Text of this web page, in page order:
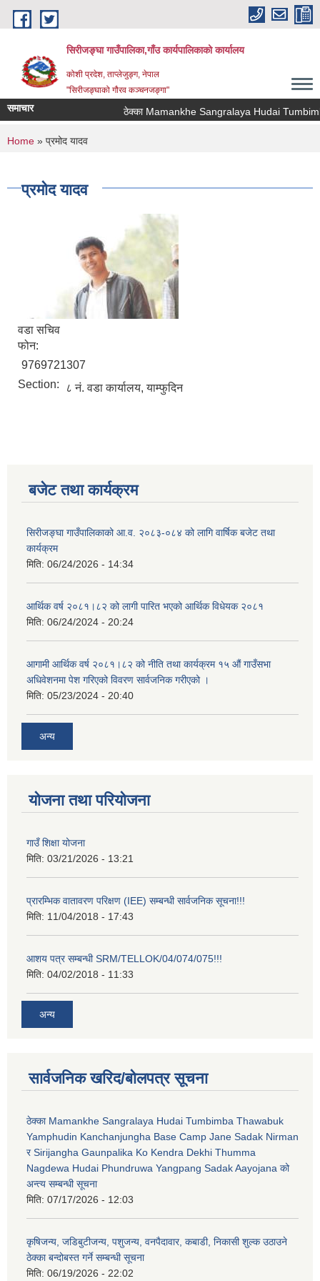
Skip to main content
सिरीजङ्घा गाउँपालिका,गाँउ कार्यपालिकाको कार्यालय
कोशी प्रदेश, ताप्लेजुङ्ग, नेपाल
"सिरीजङ्घाको गौरव कञ्चनजङ्गा"
समाचार ठेक्का Mamankhe Sangralaya Hudai
You are here
Home » प्रमोद यादव
प्रमोद यादव
वडा सचिव
फोन:
9769721307
Section:
८ नं. वडा कार्यालय, याम्फुदिन
बजेट तथा कार्यक्रम
सिरीजङ्घा गाउँपालिकाको आ.व. २०८३-०८४ को लागि वार्षिक बजेट तथा
कार्यक्रम
मिति: 06/24/2026 - 14:34
आर्थिक वर्ष २०८१।८२ को लागी पारित भएको आर्थिक विधेयक २०८१
मिति: 06/24/2024 - 20:24
आगामी आर्थिक वर्ष २०८१।८२ को नीति तथा कार्यक्रम १५ औं गाउँसभा
अधिवेशनमा पेश गरिएको विवरण सार्वजनिक गरीएको ।
मिति: 05/23/2024 - 20:40
अन्य
योजना तथा परियोजना
गाउँ शिक्षा योजना
मिति: 03/21/2026 - 13:21
प्रारम्भिक वातावरण परिक्षण (IEE) सम्बन्धी सार्वजनिक सूचना!!!
मिति: 11/04/2018 - 17:43
आशय पत्र सम्बन्धी SRM/TELLOK/04/074/075!!!
मिति: 04/02/2018 - 11:33
अन्य
सार्वजनिक खरिद/बोलपत्र सूचना
ठेक्का Mamankhe Sangralaya Hudai Tumbimba Thawabuk
Yamphudin Kanchanjungha Base Camp Jane Sadak Nirman
र Sirijangha Gaunpalika Ko Kendra Dekhi Thumma
Nagdewa Hudai Phundruwa Yangpang Sadak Aayojana को
अन्त्य सम्बन्धी सूचना
मिति: 07/17/2026 - 12:03
कृषिजन्य, जडिबुटीजन्य, पशुजन्य, वनपैदावार, कबाडी, निकासी शुल्क उठाउने
ठेक्का बन्दोबस्त गर्ने सम्बन्धी सूचना
मिति: 06/19/2026 - 22:02